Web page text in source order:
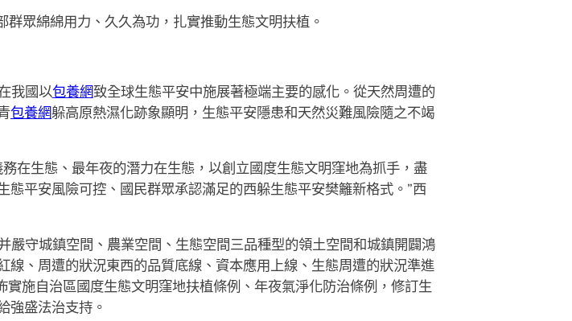
眾綿綿用力、久久為功，扎實推動生態文明扶植。
我國以包養網致全球生態平安中施展著極端主要的感化。從天然周遭的
包養網躲高原熱濕化跡象顯明，生態平安隱患和天然災難風險隨之不竭
在生態、最年夜的潛力在生態，以創立國度生態文明窪地為抓手，盡
平安風險可控、國民群眾承認滿足的西躲生態平安樊籬新格式。”西
嚴守城鎮空間、農業空間、生態空間三品種型的領土空間和城鎮開闢鴻
、周遭的狀況東西的品質底線、資本應用上線、生態周遭的狀況準進
施自治區國度生態文明窪地扶植條例、年夜氣淨化防治條例，修訂生
強盛法治支持。